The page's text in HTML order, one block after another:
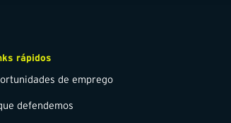
rápidos
de emprego
defendemos